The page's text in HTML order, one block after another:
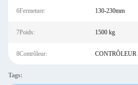
6Fermeture: 130-230mm
7Poids: 1500 kg
8Contrôleur:
Tags: